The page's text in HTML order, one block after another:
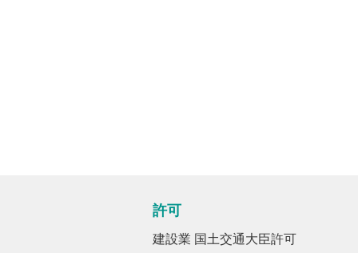
許可
建設業 国土交通大臣許可